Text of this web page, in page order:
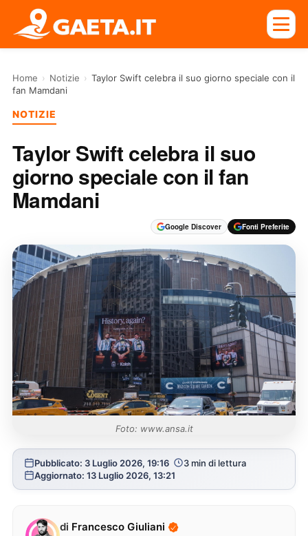
Home › Notizie › Taylor Swift celebra il suo giorno speciale con il
fan Mamdani
NOTIZIE
Taylor Swift celebra il suo
giorno speciale con il fan
Mamdani
Google Discover Fonti Preferite
Foto: www.ansa.it
Pubblicato: 3 Luglio 2026, 19:16
3 min di lettura
Aggiornato: 13 Luglio 2026, 13:21
di Francesco Giuliani